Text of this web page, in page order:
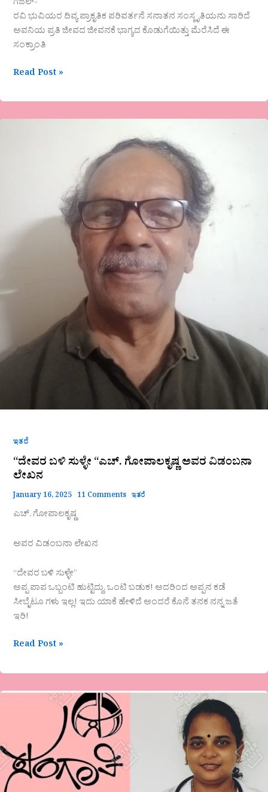
ಗಜಲ್-
ರವಿ ಭುವಿಯರ ದಿವ್ಯ ಪ್ರಾಕೃತಿಕ ಪರಿವರ್ತನೆ ಸನಾತನ ಸಂಸ್ಕೃತಿಯನು ಸಾರಿದೆ
ಅವನಿಯ ಪ್ರತಿ ಜೀವದ ಜೀವನಕೆ ಭಾಗ್ಯದ ಕೊಡುಗೆಯಿತ್ತು ಮೆರೆಸಿದೆ ಈ
ಸಂಕ್ರಾಂತಿ
Read Post »
ಇತರೆ
“ದೇವರ ಬಳಿ ಸುಳ್ಳೇ “ಎಚ್. ಗೋಪಾಲಕೃಷ್ಣ ಅವರ ವಿಡಂಬನಾ
ಲೇಖನ
January 16, 2025 11 Comments ಇತರೆ
ಎಚ್. ಗೋಪಾಲಕೃಷ್ಣ
ಅವರ ವಿಡಂಬನಾ ಲೇಖನ
“ದೇವರ ಬಳಿ ಸುಳ್ಳೇ”
ಅಪ್ಪ ಪಾಪ ಒಬ್ಬಂಟಿ ಹುಟ್ಟಿದ್ದು, ಒಂಟಿ ಬಡುಕ! ಅದರಿಂದ ಅಪ್ಪನ ಕಡೆ
ಸೀಬೈಟೂ ಗಳು ಇಲ್ಲ! ಇದು ಯಾಕೆ ಹೇಳಿದೆ ಅಂದರೆ ಕೊನೆ ತನಕ ನನ್ನ ಜತೆ
ಇರಿ!
ಲೇಖನ
Read Post »